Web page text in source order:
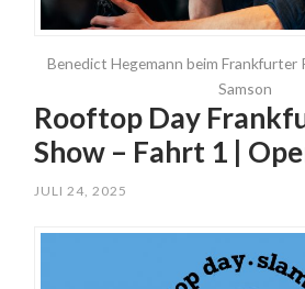
Benedict Hegemann beim
Samson
Rooftop Day
Show – Fahrt 1 |
JULI 24, 2025